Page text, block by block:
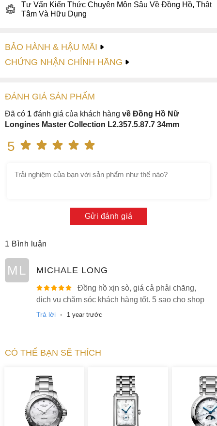
Tư Vấn Kiến Thức Chuyên Môn Sâu Về Đồng Hồ, Thật
Tâm Và Hữu Dụng
BẢO HÀNH & HẬU MÃI
CHỨNG NHẬN CHÍNH HÃNG
ĐÁNH GIÁ SẢN PHẤM
Đã có 1 đánh giá của khách hàng về Đồng Hồ Nữ
Longines Master Collection L2.357.5.87.7 34mm
5
Gửi đánh giá
1 Bình luận
ML MICHALE LONG
Đồng hồ xịn sò, giá cả phải chăng,
dịch vụ chăm sóc khách hàng tốt. 5 sao cho shop
Trả lời • 1 year trước
CÓ THỂ BẠN SẼ THÍCH